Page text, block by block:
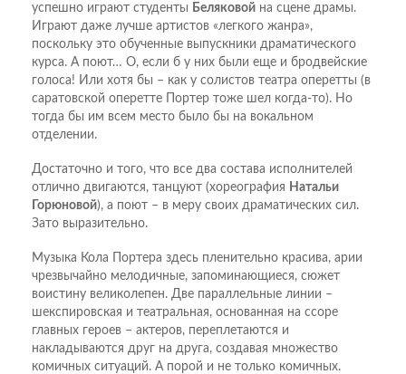
успешно играют студенты Беляковой на сцене драмы.
Играют даже лучше артистов «легкого жанра»,
поскольку это обученные выпускники драматического
курса. А поют… О, если б у них были еще и бродвейские
голоса! Или хотя бы – как у солистов театра оперетты (в
саратовской оперетте Портер тоже шел когда-то). Но
тогда бы им всем место было бы на вокальном
отделении.
Достаточно и того, что все два состава исполнителей
отлично двигаются, танцуют (хореография Натальи
Горюновой), а поют – в меру своих драматических сил.
Зато выразительно.
Музыка Кола Портера здесь пленительно красива, арии
чрезвычайно мелодичные, запоминающиеся, сюжет
воистину великолепен. Две параллельные линии –
шекспировская и театральная, основанная на ссоре
главных героев – актеров, переплетаются и
накладываются друг на друга, создавая множество
комичных ситуаций. А порой и не только комичных.